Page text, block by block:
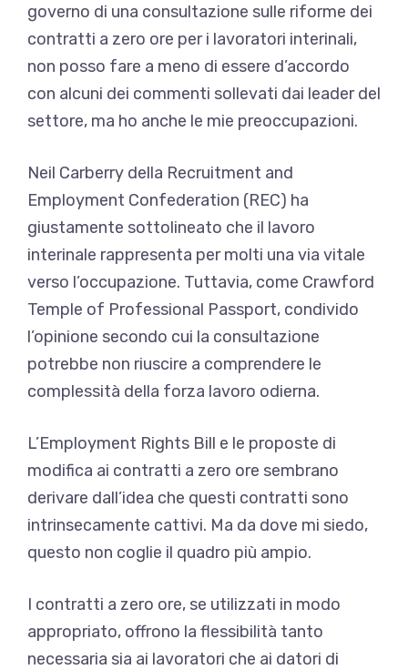
governo di una consultazione sulle riforme dei
contratti a zero ore per i lavoratori interinali,
non posso fare a meno di essere d’accordo
con alcuni dei commenti sollevati dai leader del
settore, ma ho anche le mie preoccupazioni.
Neil Carberry della Recruitment and
Employment Confederation (REC) ha
giustamente sottolineato che il lavoro
interinale rappresenta per molti una via vitale
verso l’occupazione. Tuttavia, come Crawford
Temple of Professional Passport, condivido
l’opinione secondo cui la consultazione
potrebbe non riuscire a comprendere le
complessità della forza lavoro odierna.
L’Employment Rights Bill e le proposte di
modifica ai contratti a zero ore sembrano
derivare dall’idea che questi contratti sono
intrinsecamente cattivi. Ma da dove mi siedo,
questo non coglie il quadro più ampio.
I contratti a zero ore, se utilizzati in modo
appropriato, offrono la flessibilità tanto
necessaria sia ai lavoratori che ai datori di